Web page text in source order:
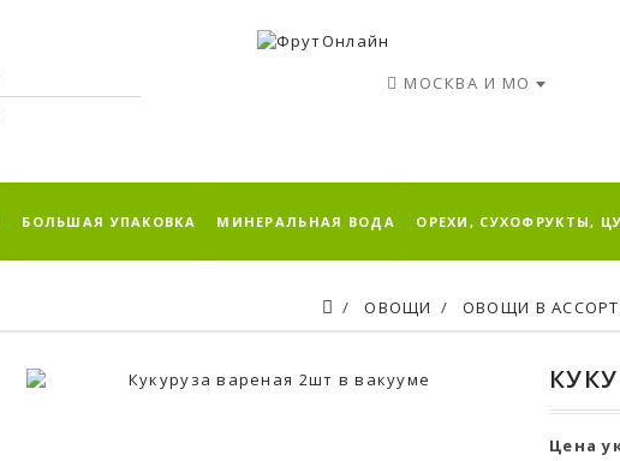
МОСКВА И МО
БОЛЬШАЯ УПАКОВКА МИНЕРАЛЬНАЯ ВОДА ОРЕХИ, СУХОФРУКТЫ,
ОВОЩИ ОВОЩИ В
Цена